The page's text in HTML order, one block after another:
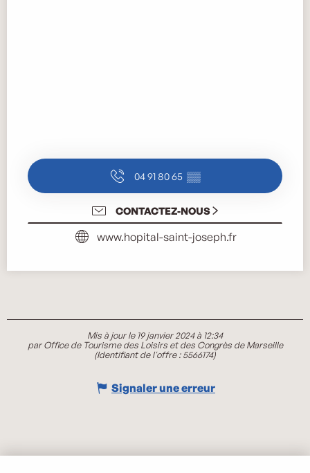
04 91 80 65 ▒▒
CONTACTEZ-NOUS
www.hopital-saint-joseph.fr
Mis à jour le 19 janvier 2024 à 12:34
par Office de Tourisme des Loisirs et des Congrès de Marseille
(Identifiant de l'offre :5566174)
Signaler une erreur